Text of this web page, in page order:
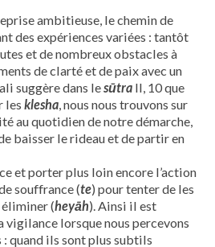
ambitieuse, le chemin de
des expériences variées : tantôt
et de nombreux obstacles à
de clarté et de paix avec un
suggère dans le sūtra II, 10 que
lesklesha , nous nous trouvons sur
au quotidien de notre démarche,
baisser le rideau et de partir en
et porter plus loin encore l’action
souffrance (te) pour tenter de les
éliminer (heyāh). Ainsi il est
vigilance lorsque nous percevons
: quand ils sont plus subtils